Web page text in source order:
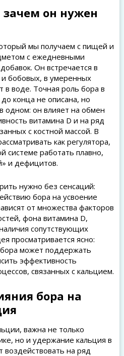
зачем он нужен
мы получаем с пищей и
с ежедневными
Он встречается в
бобовых, в умеренных
в воде. Точная роль бора в
конца не описана, но
одном: он влияет на обмен
витамина D и на ряд
с костной массой. В
как регулятора,
системе работать плавно,
и дефицитов.
нужно без сенсаций:
бора на усвоение
от множества факторов
фона витамина D,
сопутствующих
просматривается ясно:
может поддержать
эффективность
связанных с кальцием.
бора на
важна не только
но и удержание кальция в
воздействовать на ряд